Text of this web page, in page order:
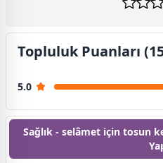
Topluluk Puanları
5.0
Sağlık - selâmet için tosun